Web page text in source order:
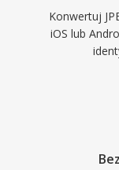
Konwertuj
iOS lub